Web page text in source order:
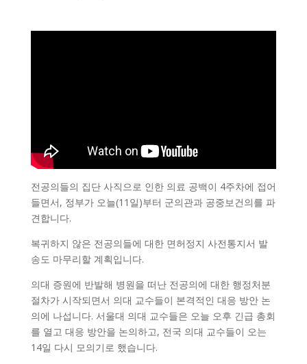
전공의들의 집단 사직으로 인한 의료 공백이 4주차에 접어
들면서, 정부가 오늘(11일)부터 군의관과 공중보건의를 파
견합니다.
복귀하지 않은 전공의들에 대한 면허정지 사전통지서 발
송도 마무리할 계획입니다.
의대 증원에 반발해 병원을 떠난 전공의에 대한 행정처분
절차가 시작되면서 의대 교수들이 본격적인 대응 방안 논
의에 나섭니다. 서울대 의대 교수들은 오늘 오후 긴급 총회
를 열고 대응 방안을 논의하고, 전국 의대 교수들이 오는
14일 다시 모의기로 했습니다.